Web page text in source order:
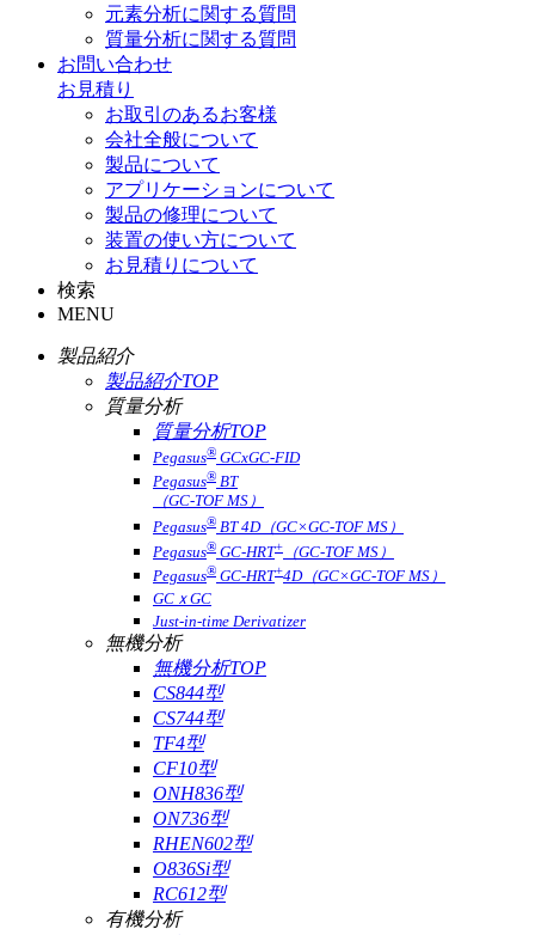
元素分析に関する質問
質量分析に関する質問
お問い合わせ
お見積り
お取引のあるお客様
会社全般について
製品について
アプリケーションについて
製品の修理について
装置の使い方について
お見積りについて
検索
MENU
製品紹介
製品紹介TOP
質量分析
質量分析TOP
Pegasus® GCxGC-FID
Pegasus® BT
（GC-TOF MS）
Pegasus® BT 4D（GC×GC-TOF MS）
Pegasus® GC-HRT+
（GC-TOF MS）
Pegasus® GC-HRT+4D（GC×GC-TOF MS）
GCｘGC
Just-in-time Derivatizer
無機分析
無機分析TOP
CS844型
CS744型
TF4型
CF10型
ONH836型
ON736型
RHEN602型
O836Si型
RC612型
有機分析